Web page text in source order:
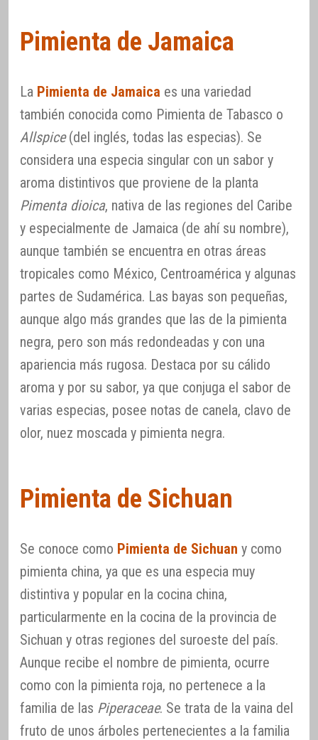
Pimienta de Jamaica
La Pimienta de Jamaica es una variedad
también conocida como Pimienta de Tabasco o
Allspice(del inglés, todas las especias). Se
considera una especia singular con un sabor y
aroma distintivos que proviene de la planta
Pimenta dioica, nativa de las regiones del Caribe
y especialmente de Jamaica (de ahí su nombre),
aunque también se encuentra en otras áreas
tropicales como México, Centroamérica y algunas
partes de Sudamérica. Las bayas son pequeñas,
aunque algo más grandes que las de la pimienta
negra, pero son más redondeadas y con una
apariencia más rugosa. Destaca por su cálido
aroma y por su sabor, ya que conjuga el sabor de
varias especias, posee notas de canela, clavo de
olor, nuez moscada y pimienta negra.
Pimienta de Sichuan
Se conoce como Pimienta de Sichuan y como
pimienta china, ya que es una especia muy
distintiva y popular en la cocina china,
particularmente en la cocina de la provincia de
Sichuan y otras regiones del suroeste del país.
Aunque recibe el nombre de pimienta, ocurre
como con la pimienta roja, no pertenece a la
familia de las Piperaceae. Se trata de la vaina del
fruto de unos árboles pertenecientes a la familia